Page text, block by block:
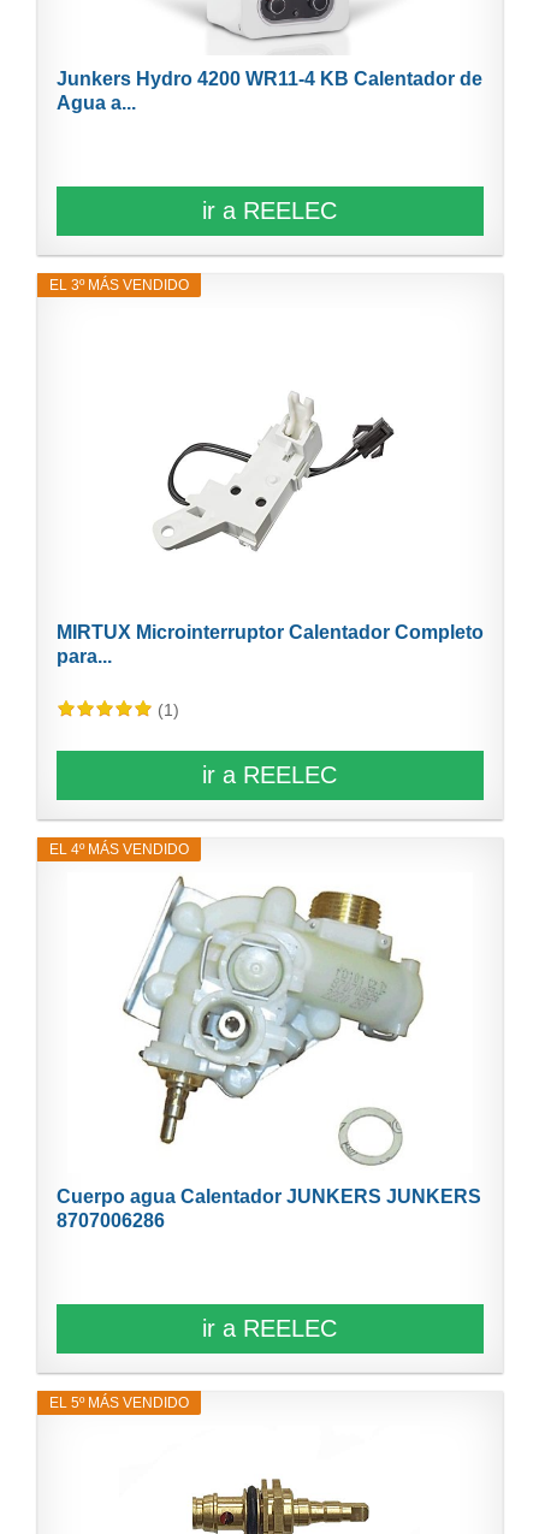
Junkers Hydro 4200 WR11-4 KB Calentador de
Agua a...
ir a REELEC
EL 3º MÁS VENDIDO
MIRTUX Microinterruptor Calentador Completo
para...
(1)
ir a REELEC
EL 4º MÁS VENDIDO
Cuerpo agua Calentador JUNKERS JUNKERS
8707006286
ir a REELEC
EL 5º MÁS VENDIDO